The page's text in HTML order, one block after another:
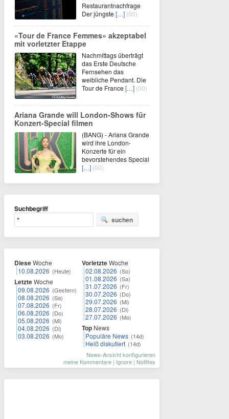
Restaurantnachfrage
Der jüngste […] (00)
«Tour de France Femmes» akzeptabel
mit vorletzter Etappe
Nachmittags überträgt
das Erste Deutsche
Fernsehen das
weibliche Pendant. Die
Tour de France […] (00)
Ariana Grande will London-Shows für
Konzert-Special filmen
(BANG) - Ariana Grande
wird ihre London-
Konzerte für ein
bevorstehendes Special
[…] (00)
Suchbegriff
suchen
DieseWoche
10.08.2026 (Heute)
LetzteWoche
09.08.2026 (Gestern)
08.08.2026 (Sa)
07.08.2026 (Fr)
06.08.2026 (Do)
05.08.2026 (Mi)
04.08.2026 (Di)
03.08.2026 (Mo)
VorletzteWoche
02.08.2026 (So)
01.08.2026 (Sa)
31.07.2026 (Fr)
30.07.2026 (Do)
29.07.2026 (Mi)
28.07.2026 (Di)
27.07.2026 (Mo)
Top News
Populäre News (14d)
Heiß diskutiert (14d)
News-Ansicht konfigurieren
meine Kommentare | Ignore | Notifies